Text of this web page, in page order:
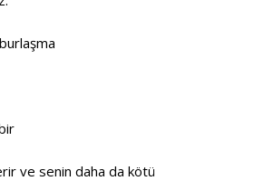
ve senin daha da kötü